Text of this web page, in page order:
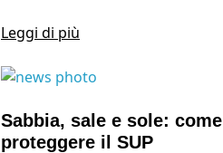
Leggi di più
Sabbia, sale e sole: come
proteggere il SUP